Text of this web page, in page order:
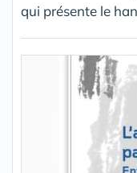
qui présente le